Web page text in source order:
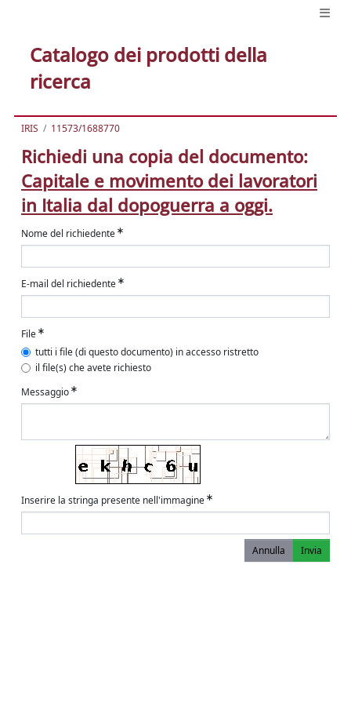
Catalogo dei prodotti della
ricerca
IRIS 11573/1688770
Richiedi una copia del documento:
Capitale e movimento dei lavoratori
in Italia dal dopoguerra a oggi.
Nome del richiedente
E-mail del richiedente
File
tutti i file (di questo documento) in accesso ristretto
il file(s) che avete richiesto
Messaggio
Inserire la stringa presente nell'immagine
Annulla Invia